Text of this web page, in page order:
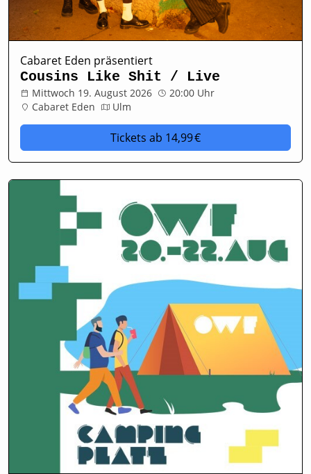
Cabaret Eden präsentiert
Cousins Like Shit / Live
Mittwoch 19. August 2026
20:00 Uhr
Cabaret Eden
Ulm
Tickets ab 14,99 €